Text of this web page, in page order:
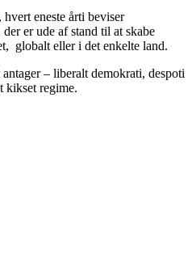
hvert eneste årti beviser
er ude af stand til at skabe
globalt eller i det enkelte land.
– liberalt demokrati, despoti
kikset regime.